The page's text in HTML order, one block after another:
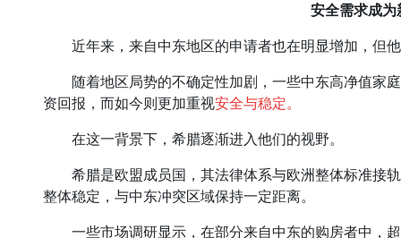
安全需求成为
近年来，来自中东地区的申请者也在明显增加，但
随着地区局势的不确定性加剧，一些中东高净值家
资回报，而如今则更加重视安全与稳定。
在这一背景下，希腊逐渐进入他们的视野。
希腊是欧盟成员国，其法律体系与欧洲整体标准接
整体稳定，与中东冲突区域保持一定距离。
一些市场调研显示，在部分来自中东的购房者中，